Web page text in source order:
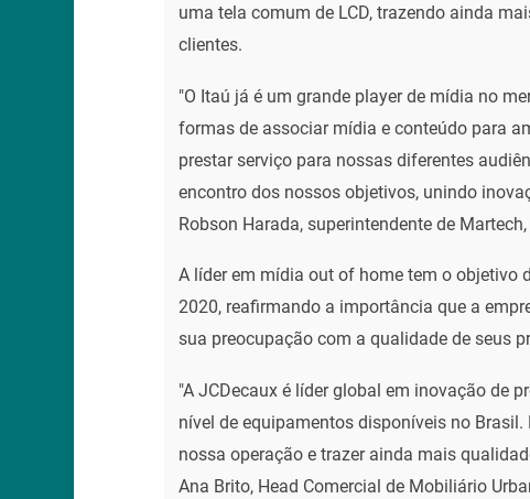
uma tela comum de LCD, trazendo ainda
clientes.
"O Itaú já é um grande player de mídia no
formas de associar mídia e conteúdo para
prestar serviço para nossas diferentes
encontro dos nossos objetivos, unindo
Robson Harada, superintendente de
A líder em mídia out of home tem o objetivo
2020, reafirmando a importância que a
sua preocupação com a qualidade de seus
"A JCDecaux é líder global em inovação de
nível de equipamentos disponíveis no
nossa operação e trazer ainda mais
Ana Brito, Head Comercial de Mobiliário